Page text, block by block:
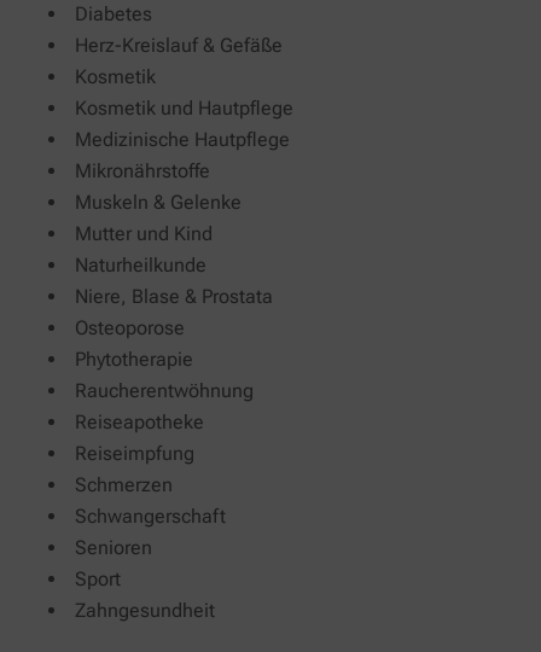
Diabetes
Herz-Kreislauf & Gefäße
Kosmetik
Kosmetik und Hautpflege
Medizinische Hautpflege
Mikronährstoffe
Muskeln & Gelenke
Mutter und Kind
Naturheilkunde
Niere, Blase & Prostata
Osteoporose
Phytotherapie
Raucherentwöhnung
Reiseapotheke
Reiseimpfung
Schmerzen
Schwangerschaft
Senioren
Sport
Zahngesundheit